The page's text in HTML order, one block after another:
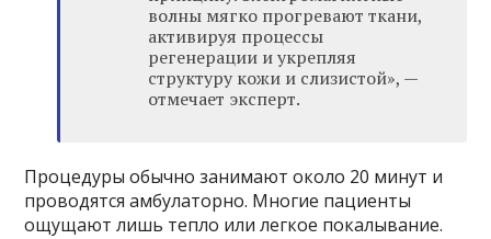
волны мягко прогревают ткани,
активируя процессы
регенерации и укрепляя
структуру кожи и слизистой», —
отмечает эксперт.
Процедуры обычно занимают около 20 минут и
проводятся амбулаторно. Многие пациенты
ощущают лишь тепло или легкое покалывание.